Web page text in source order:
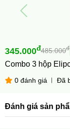
345.000đ485.000đ
Combo 3 hộp
0 đánh giá Đã
Đánh giá sản